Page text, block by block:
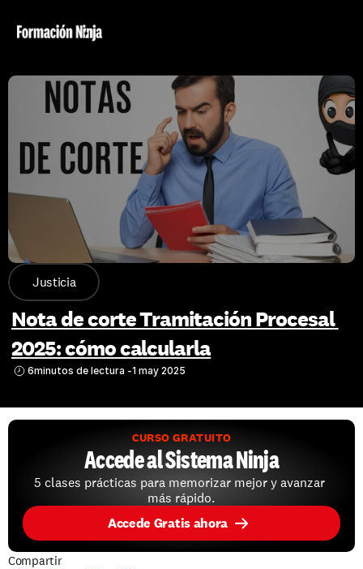
Justicia
Nota de corte Tramitación Procesal
2025: cómo calcularla
6minutos de lectura -1 may 2025
CURSO GRATUITO
Accede al Sistema Ninja
5 clases prácticas para memorizar mejor y avanzar
más rápido.
Accede Gratis ahora
Compartir